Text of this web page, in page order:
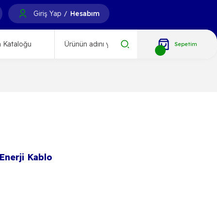
Giriş Yap / Hesabım
Kataloğu Sepetim
Kablo